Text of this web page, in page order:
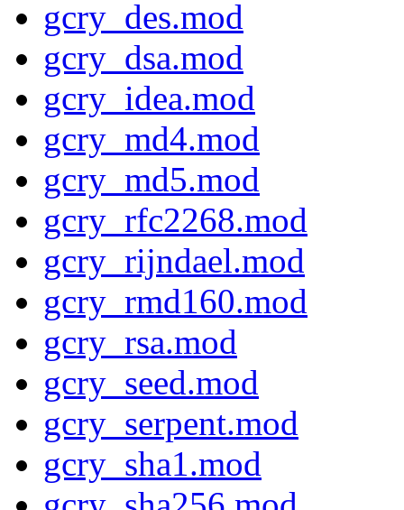
gcry_des.mod
gcry_dsa.mod
gcry_idea.mod
gcry_md4.mod
gcry_md5.mod
gcry_rfc2268.mod
gcry_rijndael.mod
gcry_rmd160.mod
gcry_rsa.mod
gcry_seed.mod
gcry_serpent.mod
gcry_sha1.mod